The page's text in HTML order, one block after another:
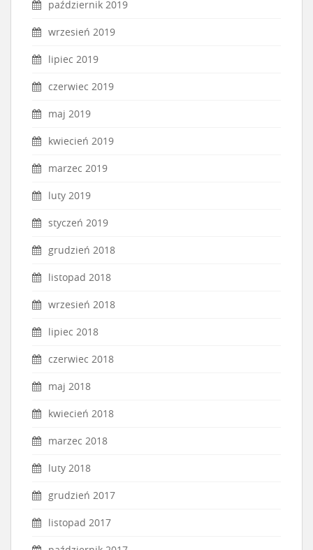
październik 2019
wrzesień 2019
lipiec 2019
czerwiec 2019
maj 2019
kwiecień 2019
marzec 2019
luty 2019
styczeń 2019
grudzień 2018
listopad 2018
wrzesień 2018
lipiec 2018
czerwiec 2018
maj 2018
kwiecień 2018
marzec 2018
luty 2018
grudzień 2017
listopad 2017